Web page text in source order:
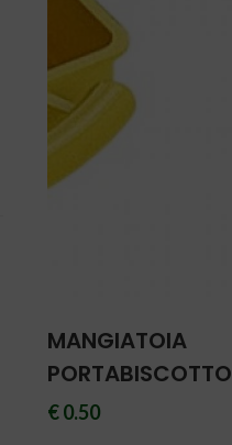
MANGIATOIA
PORTABISCOTTO
€ 0.50